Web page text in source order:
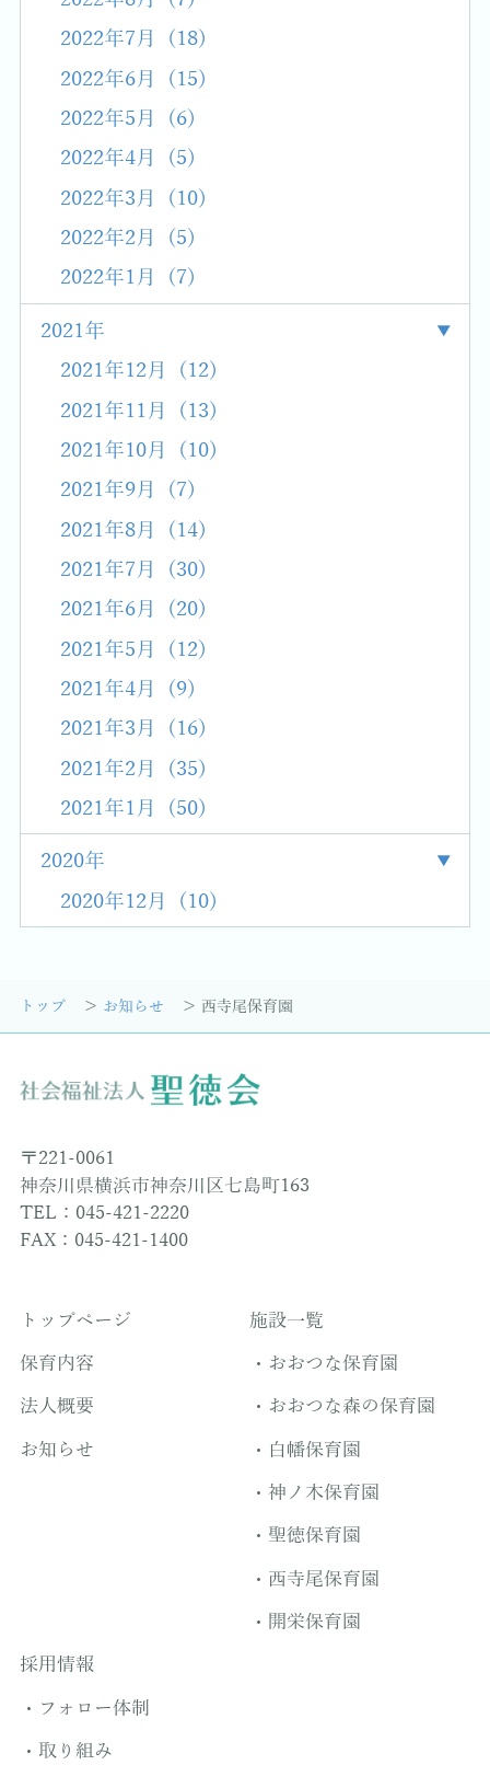
2022年7月 (18)
2022年6月 (15)
2022年5月 (6)
2022年4月 (5)
2022年3月 (10)
2022年2月 (5)
2022年1月 (7)
2021年
2021年12月 (12)
2021年11月 (13)
2021年10月 (10)
2021年9月 (7)
2021年8月 (14)
2021年7月 (30)
2021年6月 (20)
2021年5月 (12)
2021年4月 (9)
2021年3月 (16)
2021年2月 (35)
2021年1月 (50)
2020年
2020年12月 (10)
トップ お知らせ 西寺尾保育園
〒221-0061
神奈川県横浜市神奈川区七島町163
TEL：045-421-2220
FAX：045-421-1400
トップページ
保育内容
法人概要
お知らせ
施設一覧
おおつな保育園
おおつな森の保育園
白幡保育園
神ノ木保育園
聖徳保育園
西寺尾保育園
開栄保育園
採用情報
フォロー体制
取り組み